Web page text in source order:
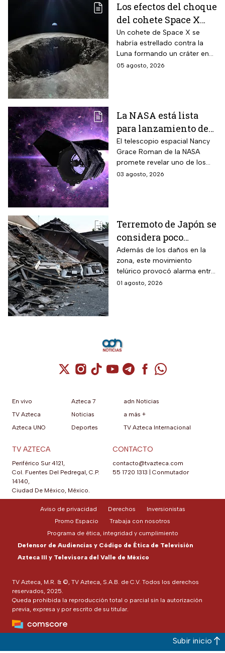
Los efectos del choque
del cohete Space X
contra la Luna
Un cohete de Space X se
habría estrellado contra la
Luna formando un cráter en
nuestro satélite natural, ¿qué
05 agosto, 2026
La NASA está lista
para lanzamiento del
telescopio espacial
Nancy Grace Roman
El telescopio espacial Nancy
Grace Roman de la NASA
promete revelar uno de los
misterios más grandes del
03 agosto, 2026
Terremoto de Japón se
considera poco
común; así lo
explican los expertos
Además de los daños en la
zona, este movimiento
telúrico provocó alarma entre
la comunidad científica
01 agosto, 2026
Cuenta de X / Twitter (se abre en una
Cuenta de Instagram (se abre en una
Cuenta de TikTok (se abre en
Cuenta de YouTube (se abre
Cuenta de Telegram (se
Cuenta de
Cuenta de
En vivo
TV Azteca
Azteca UNO
Azteca 7
Noticias
Deportes
adn Noticias
a más +
TV Azteca Internacional
TV AZTECA
Periférico Sur 4121,
Col. Fuentes Del Pedregal, C.P.
14140,
Ciudad De México, México.
CONTACTO
contacto@tvazteca.com
55 1720 1313
Conmutador
TV Azteca, M.R. & ©, TV Azteca, S.A.B. de C.V. Todos los derechos
reservados, 2025.
Queda prohibida la reproducción total o parcial sin la autorización
previa, expresa y por escrito de su titular.
Aviso de privacidad Derechos
Inversionistas
Promo Espacio
Trabaja con nosotros
Programa de ética, integridad y cumplimiento
Defensor de Audiencias y Código de Ética de Televisión
Azteca III y Televisora del Valle de México
Subir inicio